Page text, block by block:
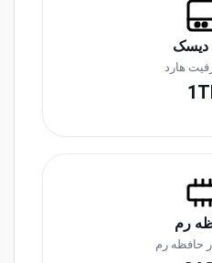
دیسک
هارد
رم
حافظه رم